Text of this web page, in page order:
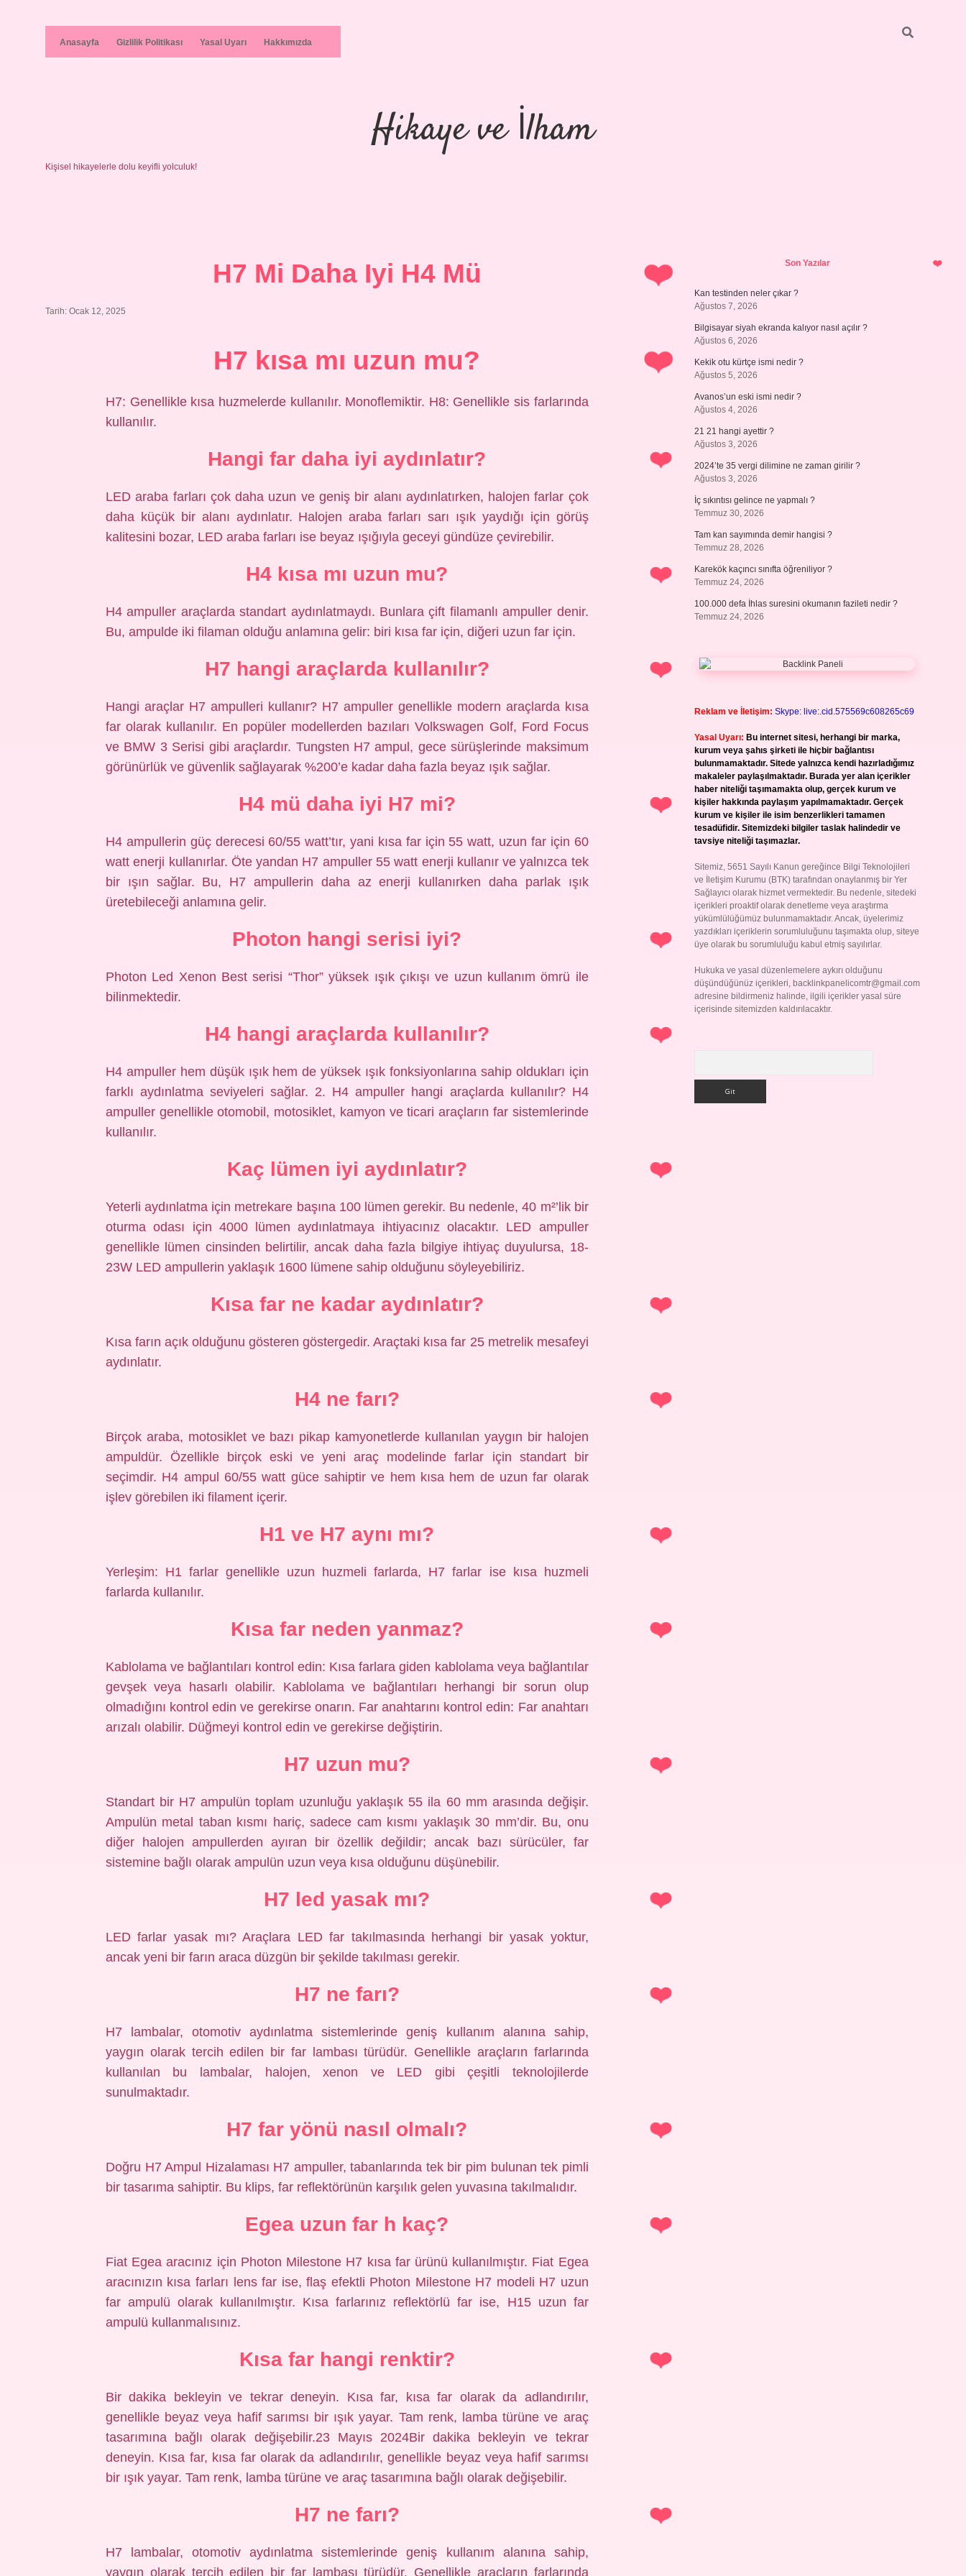
Anasayfa Gizlilik Politikası Yasal Uyarı Hakkımızda
Hikaye ve İlham
Kişisel hikayelerle dolu keyifli yolculuk!
H7 Mi Daha Iyi H4 Mü
Tarih: Ocak 12, 2025
H7 kısa mı uzun mu?
H7: Genellikle kısa huzmelerde kullanılır. Monoflemiktir. H8: Genellikle sis farlarında
kullanılır.
Hangi far daha iyi aydınlatır?
LED araba farları çok daha uzun ve geniş bir alanı aydınlatırken, halojen farlar çok
daha küçük bir alanı aydınlatır. Halojen araba farları sarı ışık yaydığı için görüş
kalitesini bozar, LED araba farları ise beyaz ışığıyla geceyi gündüze çevirebilir.
H4 kısa mı uzun mu?
H4 ampuller araçlarda standart aydınlatmaydı. Bunlara çift filamanlı ampuller denir.
Bu, ampulde iki filaman olduğu anlamına gelir: biri kısa far için, diğeri uzun far için.
H7 hangi araçlarda kullanılır?
Hangi araçlar H7 ampulleri kullanır? H7 ampuller genellikle modern araçlarda kısa
far olarak kullanılır. En popüler modellerden bazıları Volkswagen Golf, Ford Focus
ve BMW 3 Serisi gibi araçlardır. Tungsten H7 ampul, gece sürüşlerinde maksimum
görünürlük ve güvenlik sağlayarak %200’e kadar daha fazla beyaz ışık sağlar.
H4 mü daha iyi H7 mi?
H4 ampullerin güç derecesi 60/55 watt’tır, yani kısa far için 55 watt, uzun far için 60
watt enerji kullanırlar. Öte yandan H7 ampuller 55 watt enerji kullanır ve yalnızca tek
bir ışın sağlar. Bu, H7 ampullerin daha az enerji kullanırken daha parlak ışık
üretebileceği anlamına gelir.
Photon hangi serisi iyi?
Photon Led Xenon Best serisi “Thor” yüksek ışık çıkışı ve uzun kullanım ömrü ile
bilinmektedir.
H4 hangi araçlarda kullanılır?
H4 ampuller hem düşük ışık hem de yüksek ışık fonksiyonlarına sahip oldukları için
farklı aydınlatma seviyeleri sağlar. 2. H4 ampuller hangi araçlarda kullanılır? H4
ampuller genellikle otomobil, motosiklet, kamyon ve ticari araçların far sistemlerinde
kullanılır.
Kaç lümen iyi aydınlatır?
Yeterli aydınlatma için metrekare başına 100 lümen gerekir. Bu nedenle, 40 m²’lik bir
oturma odası için 4000 lümen aydınlatmaya ihtiyacınız olacaktır. LED ampuller
genellikle lümen cinsinden belirtilir, ancak daha fazla bilgiye ihtiyaç duyulursa, 18-
23W LED ampullerin yaklaşık 1600 lümene sahip olduğunu söyleyebiliriz.
Kısa far ne kadar aydınlatır?
Kısa farın açık olduğunu gösteren göstergedir. Araçtaki kısa far 25 metrelik mesafeyi
aydınlatır.
H4 ne farı?
Birçok araba, motosiklet ve bazı pikap kamyonetlerde kullanılan yaygın bir halojen
ampuldür. Özellikle birçok eski ve yeni araç modelinde farlar için standart bir
seçimdir. H4 ampul 60/55 watt güce sahiptir ve hem kısa hem de uzun far olarak
işlev görebilen iki filament içerir.
H1 ve H7 aynı mı?
Yerleşim: H1 farlar genellikle uzun huzmeli farlarda, H7 farlar ise kısa huzmeli
farlarda kullanılır.
Kısa far neden yanmaz?
Kablolama ve bağlantıları kontrol edin: Kısa farlara giden kablolama veya bağlantılar
gevşek veya hasarlı olabilir. Kablolama ve bağlantıları herhangi bir sorun olup
olmadığını kontrol edin ve gerekirse onarın. Far anahtarını kontrol edin: Far anahtarı
arızalı olabilir. Düğmeyi kontrol edin ve gerekirse değiştirin.
H7 uzun mu?
Standart bir H7 ampulün toplam uzunluğu yaklaşık 55 ila 60 mm arasında değişir.
Ampulün metal taban kısmı hariç, sadece cam kısmı yaklaşık 30 mm’dir. Bu, onu
diğer halojen ampullerden ayıran bir özellik değildir; ancak bazı sürücüler, far
sistemine bağlı olarak ampulün uzun veya kısa olduğunu düşünebilir.
H7 led yasak mı?
LED farlar yasak mı? Araçlara LED far takılmasında herhangi bir yasak yoktur,
ancak yeni bir farın araca düzgün bir şekilde takılması gerekir.
H7 ne farı?
H7 lambalar, otomotiv aydınlatma sistemlerinde geniş kullanım alanına sahip,
yaygın olarak tercih edilen bir far lambası türüdür. Genellikle araçların farlarında
kullanılan bu lambalar, halojen, xenon ve LED gibi çeşitli teknolojilerde
sunulmaktadır.
H7 far yönü nasıl olmalı?
Doğru H7 Ampul Hizalaması H7 ampuller, tabanlarında tek bir pim bulunan tek pimli
bir tasarıma sahiptir. Bu klips, far reflektörünün karşılık gelen yuvasına takılmalıdır.
Egea uzun far h kaç?
Fiat Egea aracınız için Photon Milestone H7 kısa far ürünü kullanılmıştır. Fiat Egea
aracınızın kısa farları lens far ise, flaş efektli Photon Milestone H7 modeli H7 uzun
far ampulü olarak kullanılmıştır. Kısa farlarınız reflektörlü far ise, H15 uzun far
ampulü kullanmalısınız.
Kısa far hangi renktir?
Bir dakika bekleyin ve tekrar deneyin. Kısa far, kısa far olarak da adlandırılır,
genellikle beyaz veya hafif sarımsı bir ışık yayar. Tam renk, lamba türüne ve araç
tasarımına bağlı olarak değişebilir.23 Mayıs 2024Bir dakika bekleyin ve tekrar
deneyin. Kısa far, kısa far olarak da adlandırılır, genellikle beyaz veya hafif sarımsı
bir ışık yayar. Tam renk, lamba türüne ve araç tasarımına bağlı olarak değişebilir.
H7 ne farı?
H7 lambalar, otomotiv aydınlatma sistemlerinde geniş kullanım alanına sahip,
yaygın olarak tercih edilen bir far lambası türüdür. Genellikle araçların farlarında
SidebarSon Yazılar
Kan testinden neler çıkar ?
Ağustos 7, 2026
Bilgisayar siyah ekranda kalıyor nasıl açılır ?
Ağustos 6, 2026
Kekik otu kürtçe ismi nedir ?
Ağustos 5, 2026
Avanos’un eski ismi nedir ?
Ağustos 4, 2026
21 21 hangi ayettir ?
Ağustos 3, 2026
2024’te 35 vergi dilimine ne zaman girilir ?
Ağustos 3, 2026
İç sıkıntısı gelince ne yapmalı ?
Temmuz 30, 2026
Tam kan sayımında demir hangisi ?
Temmuz 28, 2026
Karekök kaçıncı sınıfta öğreniliyor ?
Temmuz 24, 2026
100.000 defa İhlas suresini okumanın fazileti nedir ?
Temmuz 24, 2026
Reklam ve İletişim: Skype: live:.cid.575569c608265c69
Yasal Uyarı: Bu internet sitesi, herhangi bir marka,
kurum veya şahıs şirketi ile hiçbir bağlantısı
bulunmamaktadır. Sitede yalnızca kendi hazırladığımız
makaleler paylaşılmaktadır. Burada yer alan içerikler
haber niteliği taşımamakta olup, gerçek kurum ve
kişiler hakkında paylaşım yapılmamaktadır. Gerçek
kurum ve kişiler ile isim benzerlikleri tamamen
tesadüfidir. Sitemizdeki bilgiler taslak halindedir ve
tavsiye niteliği taşımazlar.
Sitemiz, 5651 Sayılı Kanun gereğince Bilgi Teknolojileri
ve İletişim Kurumu (BTK) tarafından onaylanmış bir Yer
Sağlayıcı olarak hizmet vermektedir. Bu nedenle, sitedeki
içerikleri proaktif olarak denetleme veya araştırma
yükümlülüğümüz bulunmamaktadır. Ancak, üyelerimiz
yazdıkları içeriklerin sorumluluğunu taşımakta olup, siteye
üye olarak bu sorumluluğu kabul etmiş sayılırlar.
Hukuka ve yasal düzenlemelere aykırı olduğunu
düşündüğünüz içerikleri, backlinkpanelicomtr@gmail.com
adresine bildirmeniz halinde, ilgili içerikler yasal süre
içerisinde sitemizden kaldırılacaktır.